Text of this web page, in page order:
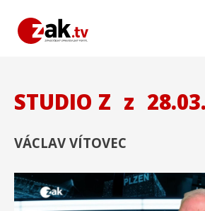
STUDIO Z z
VÁCLAV VÍTOVEC